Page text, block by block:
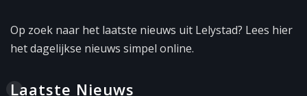
Op zoek naar het laatste nieuws uit Lelystad? Lees hier
het dagelijkse nieuws simpel online.
Laatste Nieuws